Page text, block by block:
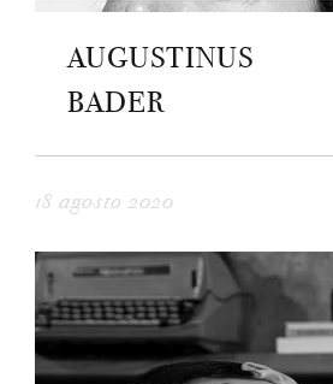
AUGUSTINUS
BADER
18 agosto 2020